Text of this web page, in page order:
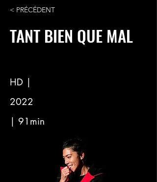
< PRÉCÉDENT
TANT BIEN QUE MAL
HD |
2022
| 91min